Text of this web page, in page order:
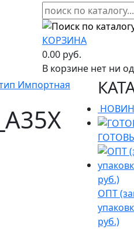
КОРЗИНА
0.00 руб.
В корзине нет ни
Импортная
ОПТ
руб.)